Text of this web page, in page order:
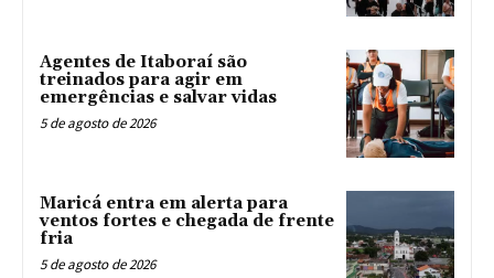
Agentes de Itaboraí são
treinados para agir em
emergências e salvar vidas
5 de agosto de 2026
Maricá entra em alerta para
ventos fortes e chegada de frente
fria
5 de agosto de 2026